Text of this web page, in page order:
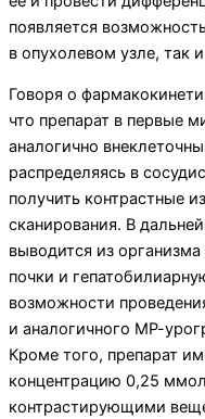
появляется
в опухолевом узле, так
Говоря о
что препарат в первые
аналогично
распределяясь в
получить контрастные
сканирования. В
выводится из
почки и
возможности
и аналогичного МР-
Кроме того, препарат
концентрацию 0,25
контрастирующими